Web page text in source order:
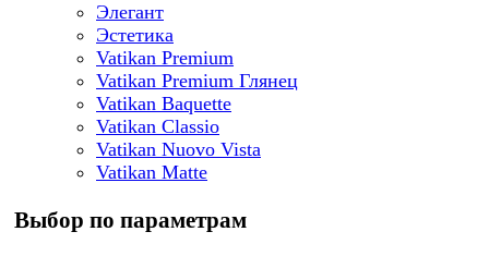
Элегант
Эстетика
Vatikan Premium
Vatikan Premium Глянец
Vatikan Baquette
Vatikan Classio
Vatikan Nuovo Vista
Vatikan Matte
Выбор по параметрам